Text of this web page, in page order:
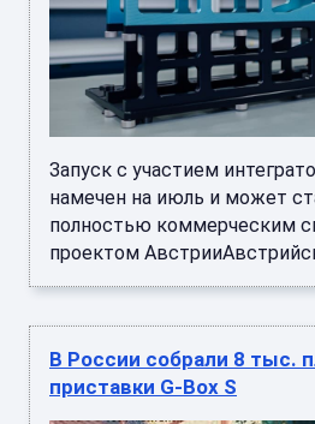
Запуск с участием
намечен на июль и может
полностью коммерческим
проектом
В России собрали 8 тыс.
приставки G-Box S